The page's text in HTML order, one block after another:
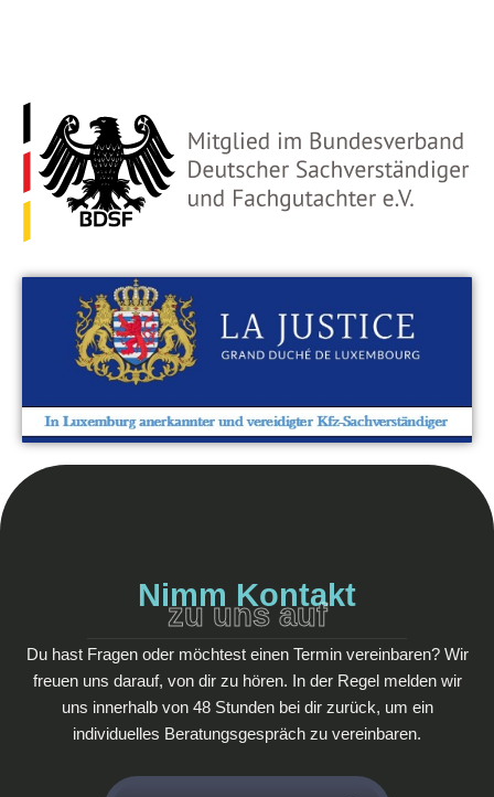
Nimm Kontakt
zu uns auf
Du hast Fragen oder möchtest einen Termin vereinbaren? Wir
freuen uns darauf, von dir zu hören. In der Regel melden wir
uns innerhalb von 48 Stunden bei dir zurück, um ein
individuelles Beratungsgespräch zu vereinbaren.